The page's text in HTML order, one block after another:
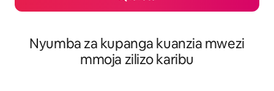
Nyumba za kupanga kuanzia mwezi
mmoja zilizo karibu